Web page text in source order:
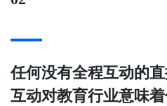
任何没有全程互动的
互动对教育行业意味着